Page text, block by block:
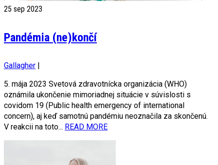
25 sep 2023
Pandémia (ne)končí
Gallagher |
5. mája 2023 Svetová zdravotnícka organizácia (WHO)
oznámila ukončenie mimoriadnej situácie v súvislosti s
covidom 19 (Public health emergency of international
concern), aj keď samotnú pandémiu neoznačila za skončenú.
V reakcii na toto... READ MORE